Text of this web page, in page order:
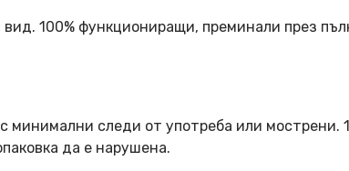
100% функциониращи, преминали през
минимални следи от употреба или мострени.
да е нарушена.